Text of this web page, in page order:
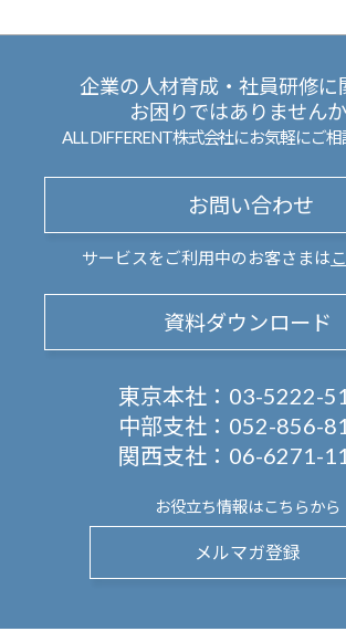
企業の人材育成・社員研修に
お困りではありません
ALL DIFFERENT株式会社にお気軽にご相
お問い合わせ
サービスをご利用中のお客さまは
資料ダウンロード
東京本社： 03-5222-
中部支社： 052-856-
関西支社： 06-6271-
お役立ち情報はこちらから
メルマガ登録